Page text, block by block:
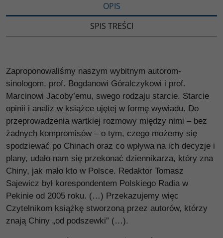
OPIS
SPIS TREŚCI
Zaproponowaliśmy naszym wybitnym autorom-
sinologom, prof. Bogdanowi Góralczykowi i prof.
Marcinowi Jacoby’emu, swego rodzaju starcie. Starcie
opinii i analiz w książce ujętej w formę wywiadu. Do
przeprowadzenia wartkiej rozmowy między nimi – bez
żadnych kompromisów – o tym, czego możemy się
spodziewać po Chinach oraz co wpływa na ich decyzje i
plany, udało nam się przekonać dziennikarza, który zna
Chiny, jak mało kto w Polsce. Redaktor Tomasz
Sajewicz był korespondentem Polskiego Radia w
Pekinie od 2005 roku. (…) Przekazujemy więc
Czytelnikom książkę stworzoną przez autorów, którzy
znają Chiny „od podszewki” (…).